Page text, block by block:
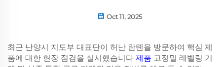
Oct 11, 2025
최근 난양시 지도부 대표단이 허난 란톈을 방문하여 핵심 제
품에 대한 현장 점검을 실시했습니다 제품 고정밀 레벨링 기